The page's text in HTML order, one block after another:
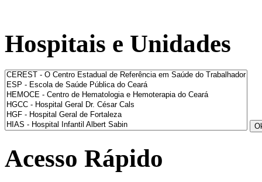
Hospitais e Unidades
Acesso Rápido